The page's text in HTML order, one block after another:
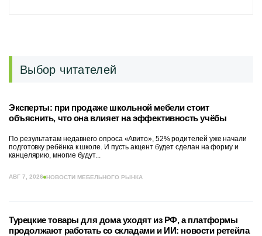
Выбор читателей
Эксперты: при продаже школьной мебели стоит
объяснить, что она влияет на эффективность учёбы
По результатам недавнего опроса «Авито», 52% родителей уже начали
подготовку ребёнка к школе. И пусть акцент будет сделан на форму и
канцелярию, многие будут...
АВГ 7, 2026 НОВОСТИ МЕБЕЛЬНОГО РЫНКА
Турецкие товары для дома уходят из РФ, а платформы
продолжают работать со складами и ИИ: новости ретейла